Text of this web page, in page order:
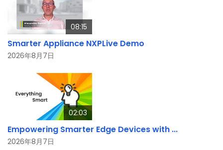
08:15
Smarter Appliance NXPLive Demo
2026年8月7日
02:03
Empowering Smarter Edge Devices with ...
2026年8月7日